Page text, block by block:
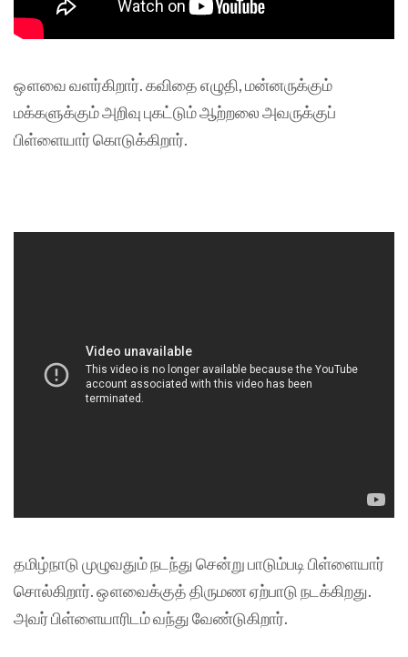
ஔவை வளர்கிறார். கவிதை எழுதி, மன்னருக்கும்
மக்களுக்கும் அறிவு புகட்டும் ஆற்றலை அவருக்குப்
பிள்ளையார் கொடுக்கிறார்.
தமிழ்நாடு முழுவதும் நடந்து சென்று பாடும்படி பிள்ளையார்
சொல்கிறார். ஔவைக்குத் திருமண ஏற்பாடு நடக்கிறது.
அவர் பிள்ளையாரிடம் வந்து வேண்டுகிறார்.